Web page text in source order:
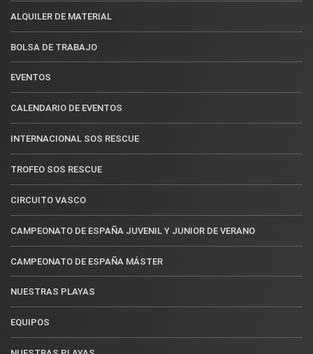
ALQUILER DE MATERIAL
BOLSA DE TRABAJO
EVENTOS
CALENDARIO DE EVENTOS
INTERNACIONAL SOS RESCUE
TROFEO SOS RESCUE
CIRCUITO VASCO
CAMPEONATO DE ESPAÑA JUVENIL Y JUNIOR DE VERANO
CAMPEONATO DE ESPAÑA MÁSTER
NUESTRAS PLAYAS
EQUIPOS